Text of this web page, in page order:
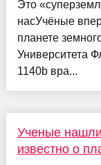
Это
насУчёные
планете
Университета
1140b вра...
Ученые
известно о